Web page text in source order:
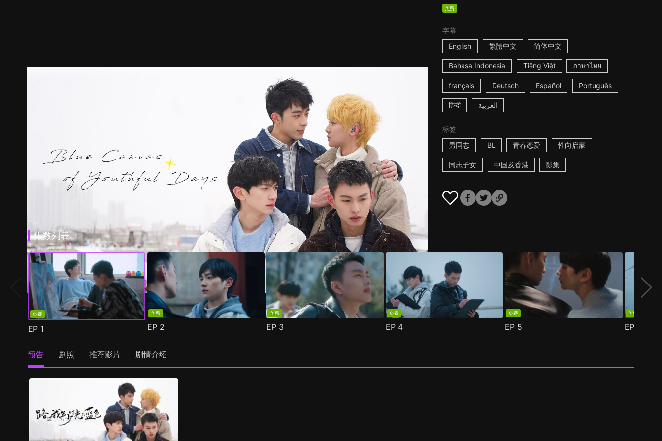
免费
字幕
English
繁體中文 简体中文
Bahasa Indonesia Tiếng Việt ภาษาไทย
français Deutsch Español Português
हिन्दी العربية
标签
男同志
BL 青春恋爱 性向启蒙
同志子女 中国及香港 影集
集数列表
免费
EP 1
免费
EP 2
免费
EP 3
免费
EP 4
免费
EP 5
免费
EP
预告 剧照 推荐影片 剧情介绍